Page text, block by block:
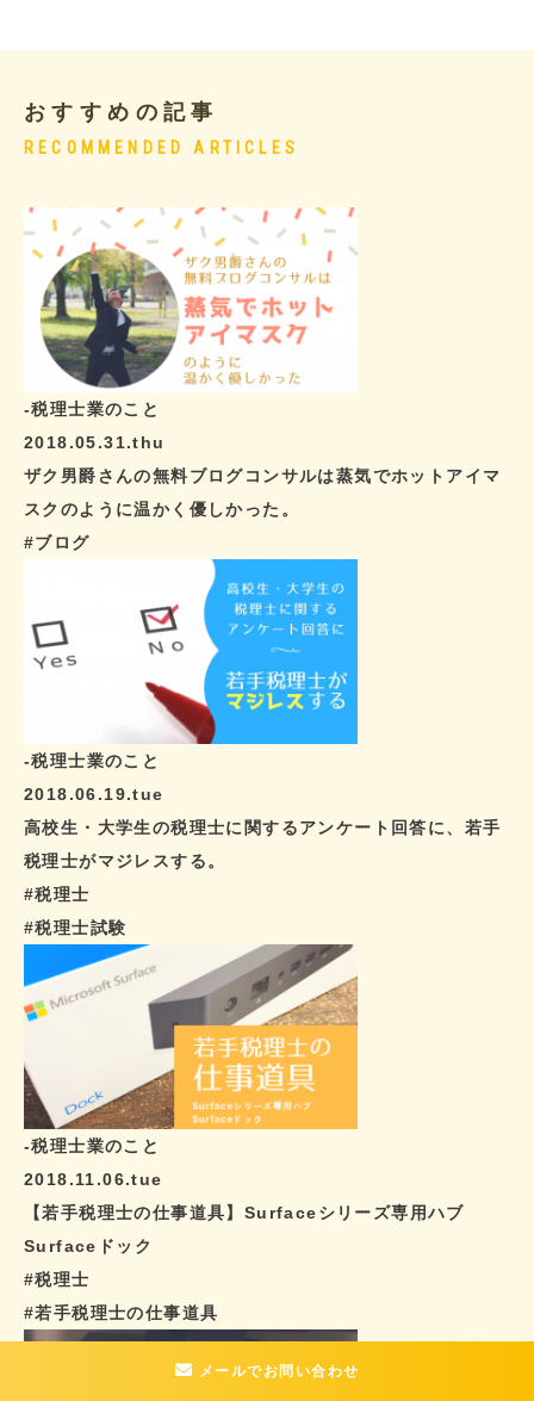
おすすめの記事
RECOMMENDED ARTICLES
-税理士業のこと
2018.05.31.thu
ザク男爵さんの無料ブログコンサルは蒸気でホットアイマ
スクのように温かく優しかった。
#ブログ
-税理士業のこと
2018.06.19.tue
高校生・大学生の税理士に関するアンケート回答に、若手
税理士がマジレスする。
#税理士
#税理士試験
-税理士業のこと
2018.11.06.tue
【若手税理士の仕事道具】Surfaceシリーズ専用ハブ
Surfaceドック
#税理士
#若手税理士の仕事道具
メールでお問い合わせ